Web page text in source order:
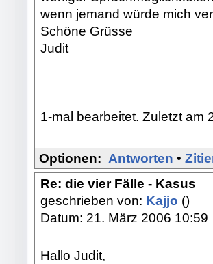
wenn jemand würde mich
Schöne Grüsse
Judit
1-mal bearbeitet. Zuletzt am
Optionen: Antworten •
Re: die vier Fälle - Kasus
geschrieben von: Kajjo ()
Datum: 21. März 2006 10:59
Hallo Judit,